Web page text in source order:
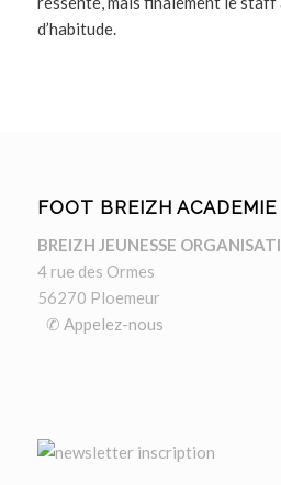
d’habitude.
FOOT BREIZH ACADEMIE
BREIZH JEUNESSE
4 rue des Ormes
56270 Ploemeur
✆ Appelez-nous